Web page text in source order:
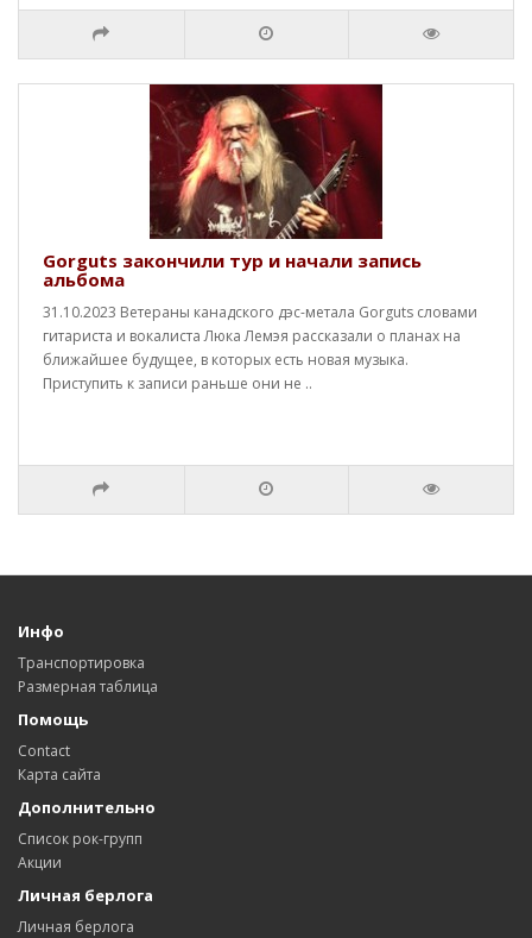
Gorguts закончили тур и начали запись
альбома
31.10.2023 Ветераны канадского дэс-метала Gorguts словами
гитариста и вокалиста Люка Лемэя рассказали о планах на
ближайшее будущее, в которых есть новая музыка.
Приступить к записи раньше они не ..
Инфо
Транспортировка
Размерная таблица
Помощь
Contact
Карта сайта
Дополнительно
Список рок-групп
Акции
Личная берлога
Личная берлога